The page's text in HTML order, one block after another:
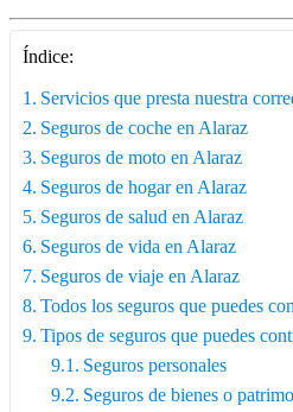
Índice:
Servicios que presta nuestra
Seguros de coche en Alaraz
Seguros de moto en Alaraz
Seguros de hogar en Alaraz
Seguros de salud en Alaraz
Seguros de vida en Alaraz
Seguros de viaje en Alaraz
Todos los seguros que puedes
Tipos de seguros que puedes
Seguros personales
Seguros de bienes o